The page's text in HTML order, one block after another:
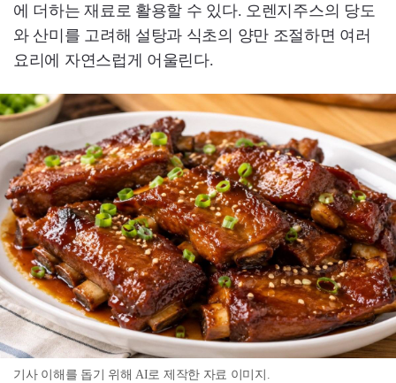
에 더하는 재료로 활용할 수 있다. 오렌지주스의 당도
와 산미를 고려해 설탕과 식초의 양만 조절하면 여러
요리에 자연스럽게 어울린다.
기사 이해를 돕기 위해 AI로 제작한 자료 이미지.